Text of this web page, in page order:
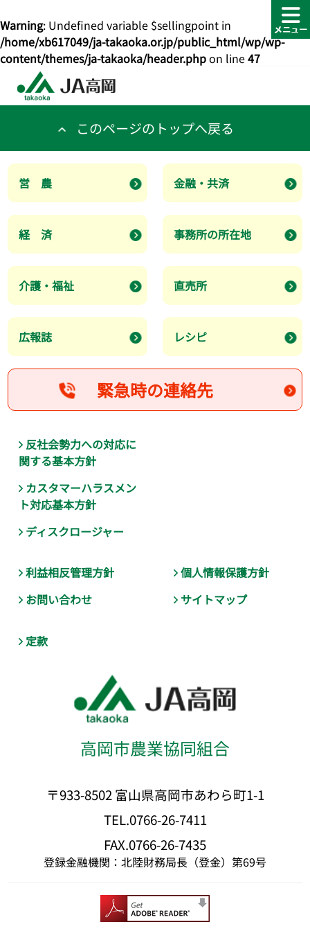
Warning: Undefined variable $sellingpoint in
/home/xb617049/ja-takaoka.or.jp/public_html/wp/wp-
content/themes/ja-takaoka/header.phpon line47
このページのトップへ戻る
営 農
経 済
介護・福祉
広報誌
金融・共済
事務所の所在地
直売所
レシピ
緊急時の連絡先
反社会勢力への対応に
関する基本方針
カスタマーハラスメン
ト対応基本方針
ディスクロージャー
利益相反管理方針
お問い合わせ
個人情報保護方針
サイトマップ
定款
高岡市農業協同組合
〒933-8502 富山県高岡市あわら町1-1
TEL.0766-26-7411
FAX.0766-26-7435
登録金融機関：北陸財務局長（登金）第69号